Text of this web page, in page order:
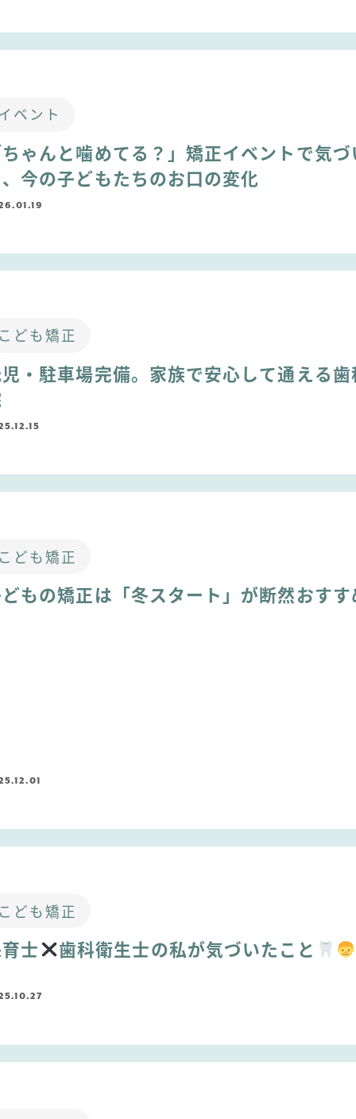
ベント
ゃんと噛めてる？」矯正イベントで気づ
今の子どもたちのお口の変化
ども矯正
・駐車場完備。家族で安心して通える
ども矯正
もの矯正は「冬スタート」が断然おす
ども矯正
士 歯科衛生士の私が気づいたこと